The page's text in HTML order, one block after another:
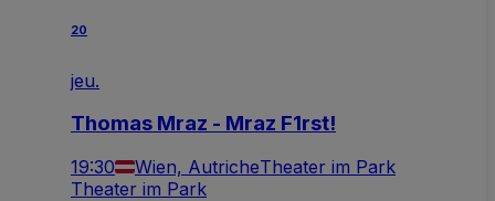
20
jeu.
Thomas Mraz - Mraz F1rst!
19:30 Wien, AutricheTheater im Park
Theater im Park